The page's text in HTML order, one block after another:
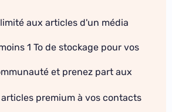
aux articles d'un média
1 To de stockage pour vos
et prenez part aux
premium à vos contacts